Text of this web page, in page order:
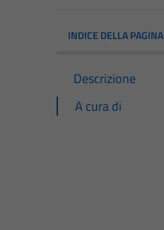
INDICE DELLA PAGINA
Descrizione
A cura di